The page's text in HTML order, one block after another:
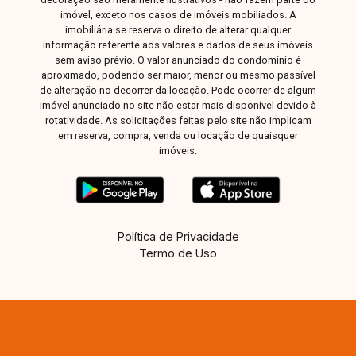
colaboradores. Uma excelente oportunidade para
quem busca um imóvel comercial moderno,
amplo e em uma localização privilegiada. Entre
em contato para mais informações e agende sua
visita!
imóvel, exceto nos casos de imóveis mobiliados. A
imobiliária se reserva o direito de alterar qualquer
informação referente aos valores e dados de seus imóveis
sem aviso prévio. O valor anunciado do condomínio é
aproximado, podendo ser maior, menor ou mesmo passível
de alteração no decorrer da locação. Pode ocorrer de algum
imóvel anunciado no site não estar mais disponível devido à
rotatividade. As solicitações feitas pelo site não implicam
em reserva, compra, venda ou locação de quaisquer
imóveis.
Política de Privacidade
Termo de Uso